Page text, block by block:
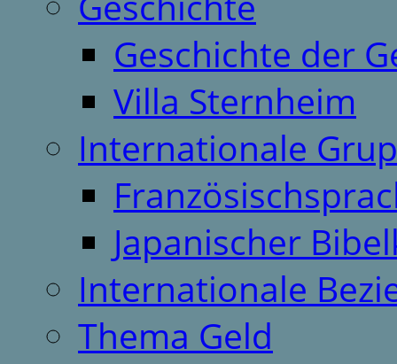
Geschichte der
Villa Sternheim
Internationale
Japanischer
Internationale
Thema Geld